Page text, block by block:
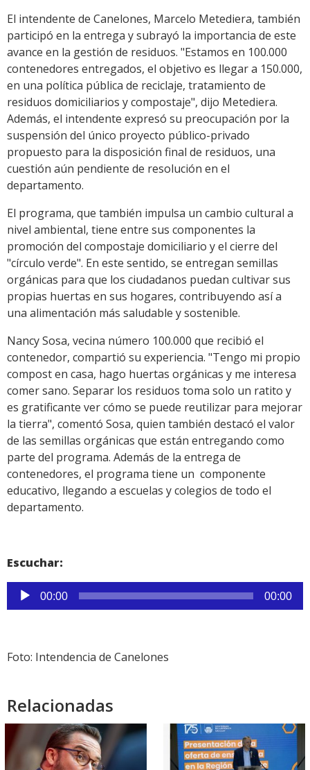
El intendente de Canelones, Marcelo Metediera, también
participó en la entrega y subrayó la importancia de este
avance en la gestión de residuos. "Estamos en 100.000
contenedores entregados, el objetivo es llegar a 150.000,
en una política pública de reciclaje, tratamiento de
residuos domiciliarios y compostaje", dijo Metediera.
Además, el intendente expresó su preocupación por la
suspensión del único proyecto público-privado
propuesto para la disposición final de residuos, una
cuestión aún pendiente de resolución en el
departamento.
El programa, que también impulsa un cambio cultural a
nivel ambiental, tiene entre sus componentes la
promoción del compostaje domiciliario y el cierre del
"círculo verde". En este sentido, se entregan semillas
orgánicas para que los ciudadanos puedan cultivar sus
propias huertas en sus hogares, contribuyendo así a
una alimentación más saludable y sostenible.
Nancy Sosa, vecina número 100.000 que recibió el
contenedor, compartió su experiencia. "Tengo mi propio
compost en casa, hago huertas orgánicas y me interesa
comer sano. Separar los residuos toma solo un ratito y
es gratificante ver cómo se puede reutilizar para mejorar
la tierra", comentó Sosa, quien también destacó el valor
de las semillas orgánicas que están entregando como
parte del programa. Además de la entrega de
contenedores, el programa tiene un componente
educativo, llegando a escuelas y colegios de todo el
departamento.
Escuchar:
Reproductor
de
00:00 00:00
Foto: Intendencia de Canelones
Relacionadas